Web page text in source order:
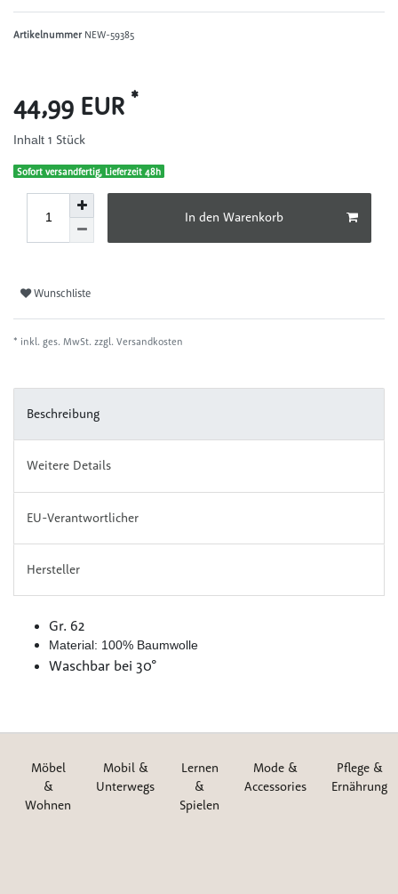
Artikelnummer NEW-59385
44,99 EUR *
Inhalt 1 Stück
Sofort versandfertig, Lieferzeit 48h
In den Warenkorb
Wunschliste
* inkl. ges. MwSt. zzgl. Versandkosten
Beschreibung
Weitere Details
EU-Verantwortlicher
Hersteller
Gr. 62
Material: 100% Baumwolle
Waschbar bei 30°
Möbel
&
Wohnen
Mobil &
Unterwegs
Lernen
&
Spielen
Mode &
Accessories
Pflege &
Ernährung